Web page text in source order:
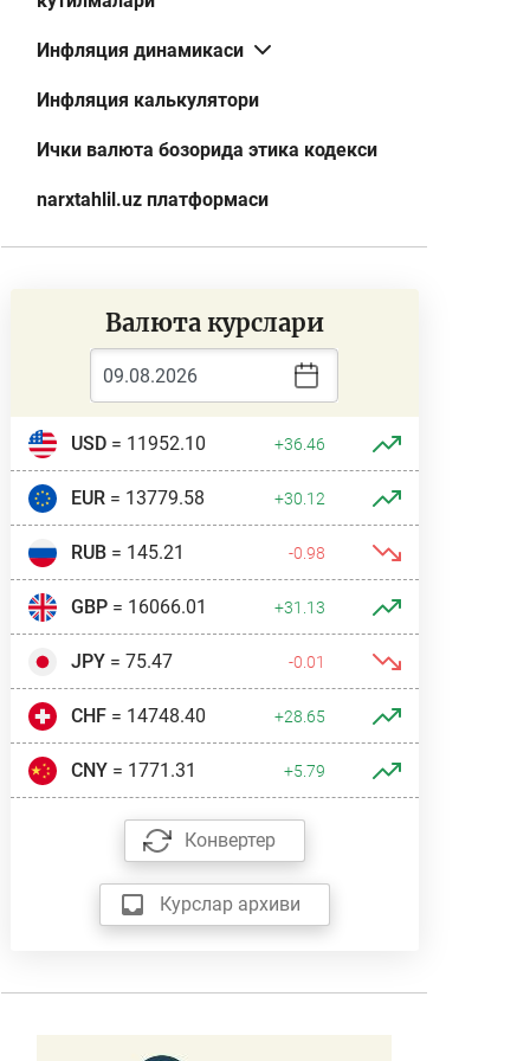
Инфляция динамикаси
Инфляция калькулятори
Ички валюта бозорида этика кодекси
narxtahlil.uz платформаси
Валюта курслари
USD= 11952.10 +36.46
EUR= 13779.58 +30.12
RUB= 145.21 -0.98
GBP= 16066.01 +31.13
JPY= 75.47 -0.01
CHF= 14748.40 +28.65
CNY= 1771.31 +5.79
Конвертер
Курслар архиви